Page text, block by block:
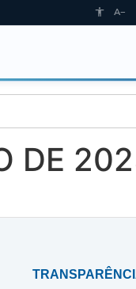
A−
DE